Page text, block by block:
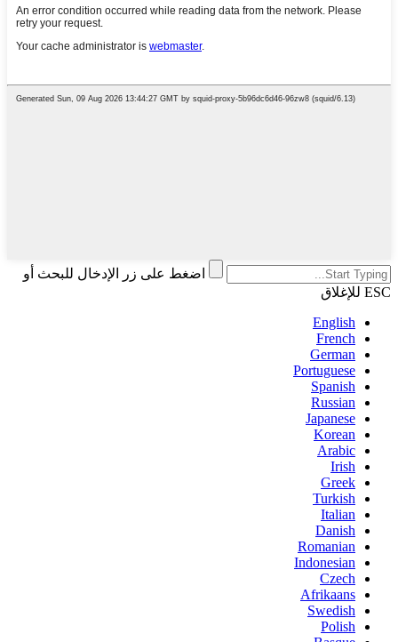
اضغط على زر الإدخال للبحث أو
ESC للإغلاق
English
French
German
Portuguese
Spanish
Russian
Japanese
Korean
Arabic
Irish
Greek
Turkish
Italian
Danish
Romanian
Indonesian
Czech
Afrikaans
Swedish
Polish